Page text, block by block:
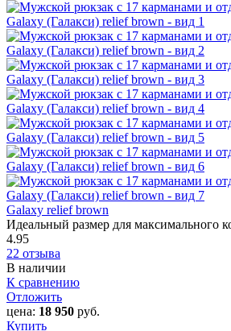
Galaxy relief brown
Идеальный размер для максимального
4.95
22 отзыва
В наличии
К сравнению
Отложить
цена: 18 950 руб.
Купить